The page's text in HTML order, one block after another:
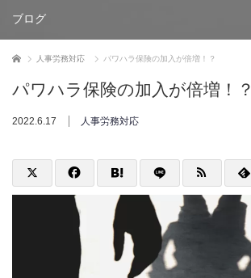
ブログ
ホーム 人事労務対応 パワハラ保険の加入が倍増！？
パワハラ保険の加入が倍増！？
2022.6.17 人事労務対応